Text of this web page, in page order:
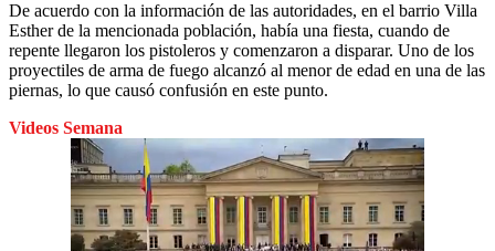
De acuerdo con la información de las autoridades, en el barrio Villa
Esther de la mencionada población, había una fiesta, cuando de
repente llegaron los pistoleros y comenzaron a disparar. Uno de los
proyectiles de arma de fuego alcanzó al menor de edad en una de las
piernas, lo que causó confusión en este punto.
Videos Semana